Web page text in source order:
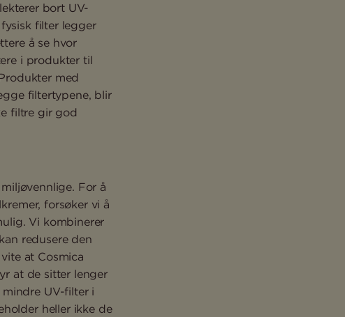
bort UV-
filter legger
å se hvor
i produkter til
med
filtertypene, blir
filtre gir god
For å
forsøker vi å
Vi kombinerer
redusere den
at Cosmica
at de sitter lenger
UV-filter i
heller ikke de